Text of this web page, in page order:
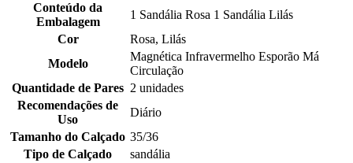
Conteúdo da
Embalagem
1 Sandália Rosa 1 Sandália Lilás
Cor
Rosa, Lilás
Modelo
Magnética Infravermelho Esporão Má
Circulação
Quantidade de Pares 2 unidades
Recomendações de
Uso
Diário
Tamanho do Calçado 35/36
Tipo de Calçado
sandália